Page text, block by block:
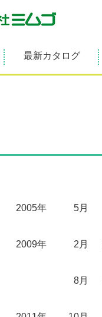
最新カタログ
2005年 5月
2009年 2月
8月